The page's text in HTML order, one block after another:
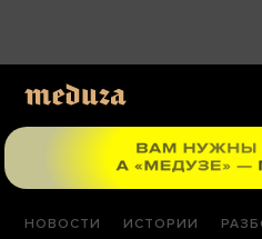
НОВОСТИ ИСТОРИИ